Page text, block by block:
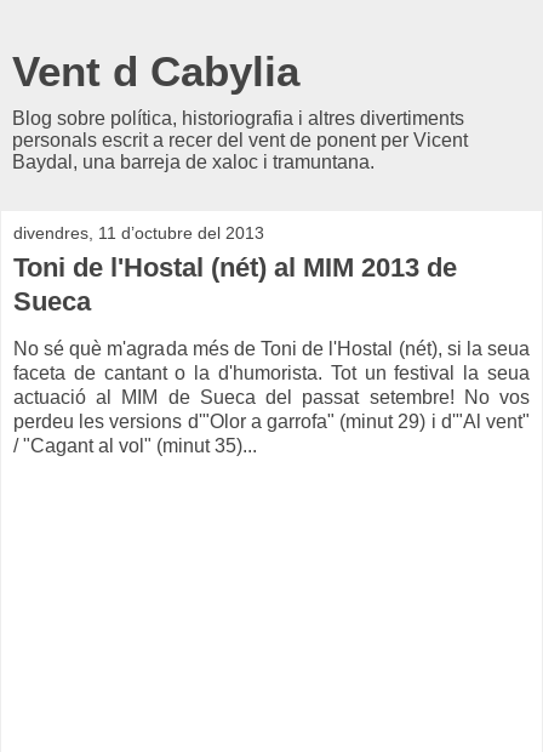
Vent d Cabylia
Blog sobre política, historiografia i altres divertiments
personals escrit a recer del vent de ponent per Vicent
Baydal, una barreja de xaloc i tramuntana.
divendres, 11 d’octubre del 2013
Toni de l'Hostal (nét) al MIM 2013 de
Sueca
No sé què m'agrada més de Toni de l'Hostal (nét), si la seua
faceta de cantant o la d'humorista. Tot un festival la seua
actuació al MIM de Sueca del passat setembre! No vos
perdeu les versions d'"Olor a garrofa" (minut 29) i d'"Al vent"
/ "Cagant al vol" (minut 35)...